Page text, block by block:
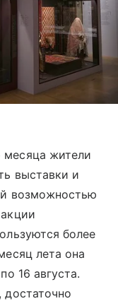
жители
выставки и
возможностью
более
лета она
16 августа.